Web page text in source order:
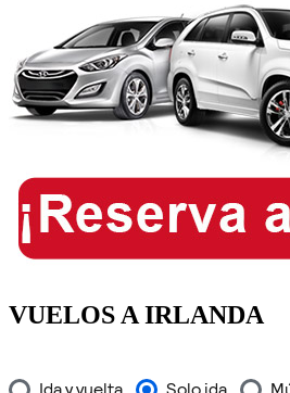
VUELOS A IRLANDA